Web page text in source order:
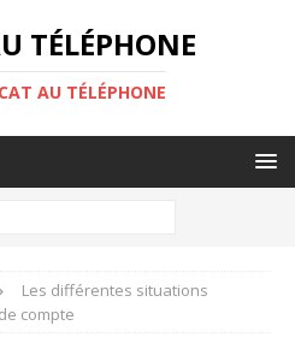
TÉLÉPHONE
AU TÉLÉPHONE
Les différentes situations
compte